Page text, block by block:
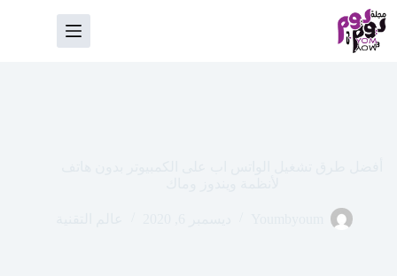
التجاوز
إلى
المحتوى